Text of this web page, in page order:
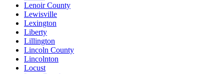
Lenoir County
Lewisville
Lexington
Liberty
Lillington
Lincoln County
Lincolnton
Locust